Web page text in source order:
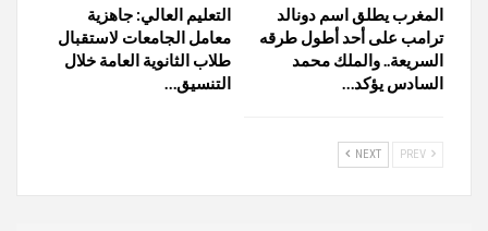
المغرب يطلق اسم دونالد
ترامب على أحد أطول طرقه
السريعة.. والملك محمد
السادس يؤكد…
التعليم العالي: جاهزية
معامل الجامعات لاستقبال
طلاب الثانوية العامة خلال
التنسيق…
NEXT